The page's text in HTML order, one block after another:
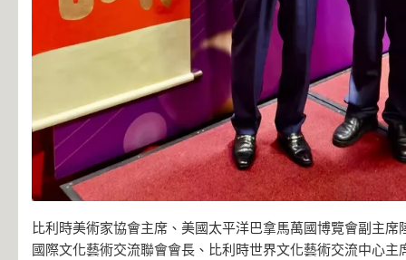
比利時美術家協會主席、美國太平洋巴拿馬萬國博覽會副主席
國際文化藝術交流聯會會長、比利時世界文化藝術交流中心主